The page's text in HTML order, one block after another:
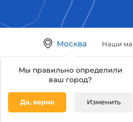
Москва
Мы правильно определили
ваш город?
Да, верно Изменить
Наши
Гипермаркет товаров для
Освещение для дома